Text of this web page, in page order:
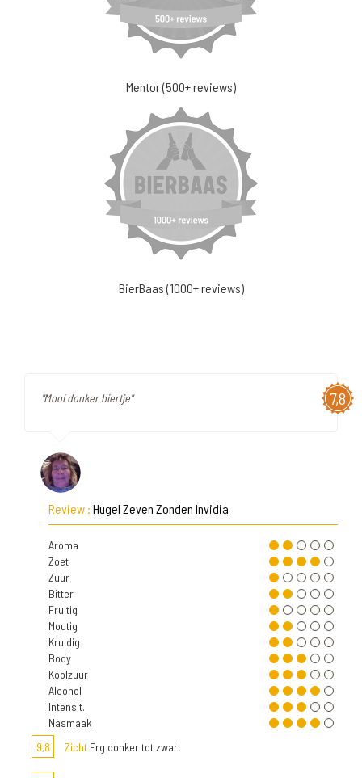
Mentor (500+ reviews)
BierBaas (1000+ reviews)
7,8
"Mooi donker biertje"
Review : Hugel Zeven Zonden Invidia
Aroma
Zoet
Zuur
Bitter
Fruitig
Moutig
Kruidig
Body
Koolzuur
Alcohol
Intensit.
Nasmaak
9,8
Zicht Erg donker tot zwart